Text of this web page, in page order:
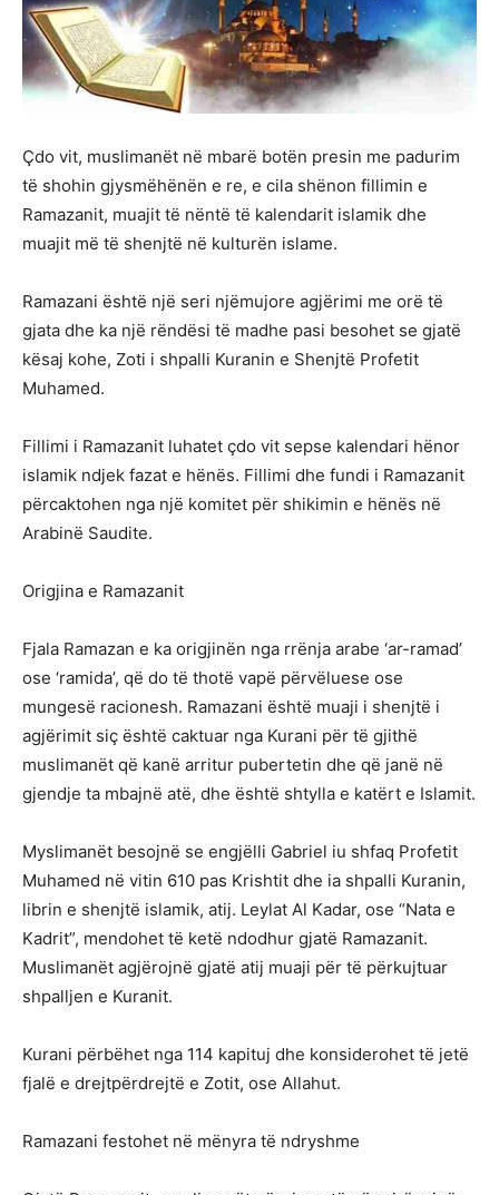
Çdo vit, muslimanët në mbarë botën presin me padurim
të shohin gjysmëhënën e re, e cila shënon fillimin e
Ramazanit, muajit të nëntë të kalendarit islamik dhe
muajit më të shenjtë në kulturën islame.
Ramazani është një seri njëmujore agjërimi me orë të
gjata dhe ka një rëndësi të madhe pasi besohet se gjatë
kësaj kohe, Zoti i shpalli Kuranin e Shenjtë Profetit
Muhamed.
Fillimi i Ramazanit luhatet çdo vit sepse kalendari hënor
islamik ndjek fazat e hënës. Fillimi dhe fundi i Ramazanit
përcaktohen nga një komitet për shikimin e hënës në
Arabinë Saudite.
Origjina e Ramazanit
Fjala Ramazan e ka origjinën nga rrënja arabe ‘ar-ramad’
ose ‘ramida’, që do të thotë vapë përvëluese ose
mungesë racionesh. Ramazani është muaji i shenjtë i
agjërimit siç është caktuar nga Kurani për të gjithë
muslimanët që kanë arritur pubertetin dhe që janë në
gjendje ta mbajnë atë, dhe është shtylla e katërt e Islamit.
Myslimanët besojnë se engjëlli Gabriel iu shfaq Profetit
Muhamed në vitin 610 pas Krishtit dhe ia shpalli Kuranin,
librin e shenjtë islamik, atij. Leylat Al Kadar, ose “Nata e
Kadrit”, mendohet të ketë ndodhur gjatë Ramazanit.
Muslimanët agjërojnë gjatë atij muaji për të përkujtuar
shpalljen e Kuranit.
Kurani përbëhet nga 114 kapituj dhe konsiderohet të jetë
fjalë e drejtpërdrejtë e Zotit, ose Allahut.
Ramazani festohet në mënyra të ndryshme